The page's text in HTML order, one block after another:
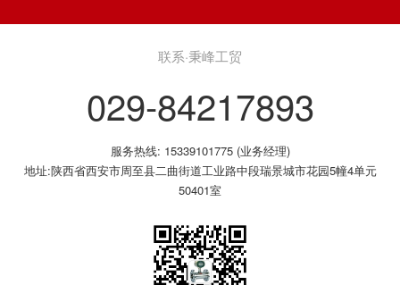
联系·秉峰工贸
029-84217893
服务热线: 15339101775 (业务经理)
地址:陕西省西安市周至县二曲街道工业路中段瑞景城市花园5幢4单元
50401室